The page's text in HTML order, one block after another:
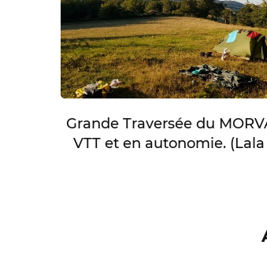
Grande Traversée du
VTT et en autonomie.